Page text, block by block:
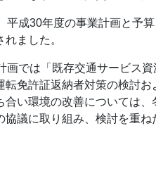
平成30年度の事業計画と予
ました。
画では「既存交通サービス
免許証返納者対策の検討
合い環境の改善については
議に取り組み、検討を重ね